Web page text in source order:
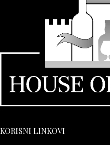
KORISNI LINKOVI